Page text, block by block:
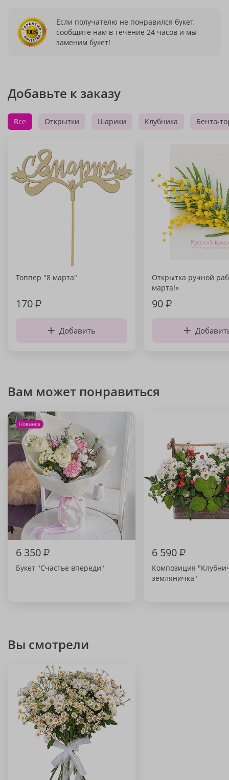
Если получателю не понравился букет,
сообщите нам в течение 24 часов и мы
заменим букет!
Добавьте к заказу
Все Открытки Шарики Клубника Бенто-
Топпер "8 марта"
170₽
Добавить
Открытка ручной
марта!»
90₽
Вам может понравиться
Новинка
6 350₽
Букет "Счастье впереди"
6 590₽
Композиция
земляничка"
Вы смотрели